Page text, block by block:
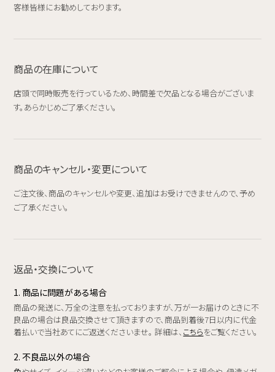
客様皆様にお勧めしております。
商品の在庫について
店頭で同時販売を行っているため、時間差で欠品となる場合がございま
す。あらかじめご了承ください。
商品のキャンセル・変更について
ご注文後、商品のキャンセルや変更、追加はお受けできませんので、予め
ご了承ください。
返品・交換について
1. 商品に問題がある場合
商品の発送に、万全の注意を払っておりますが、万が一お届けのときに不
良品の場合は良品交換させて頂きますので、商品到着後7日以内に代金
着払いで当社あてにご返送くださいませ。 詳細は、 こちらをご覧ください。
2. 不良品以外の場合